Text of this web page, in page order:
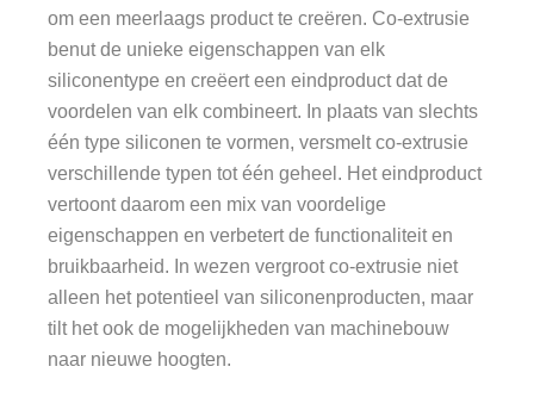
om een meerlaags product te creëren. Co-extrusie
benut de unieke eigenschappen van elk
siliconentype en creëert een eindproduct dat de
voordelen van elk combineert. In plaats van slechts
één type siliconen te vormen, versmelt co-extrusie
verschillende typen tot één geheel. Het eindproduct
vertoont daarom een mix van voordelige
eigenschappen en verbetert de functionaliteit en
bruikbaarheid. In wezen vergroot co-extrusie niet
alleen het potentieel van siliconenproducten, maar
tilt het ook de mogelijkheden van machinebouw
naar nieuwe hoogten.